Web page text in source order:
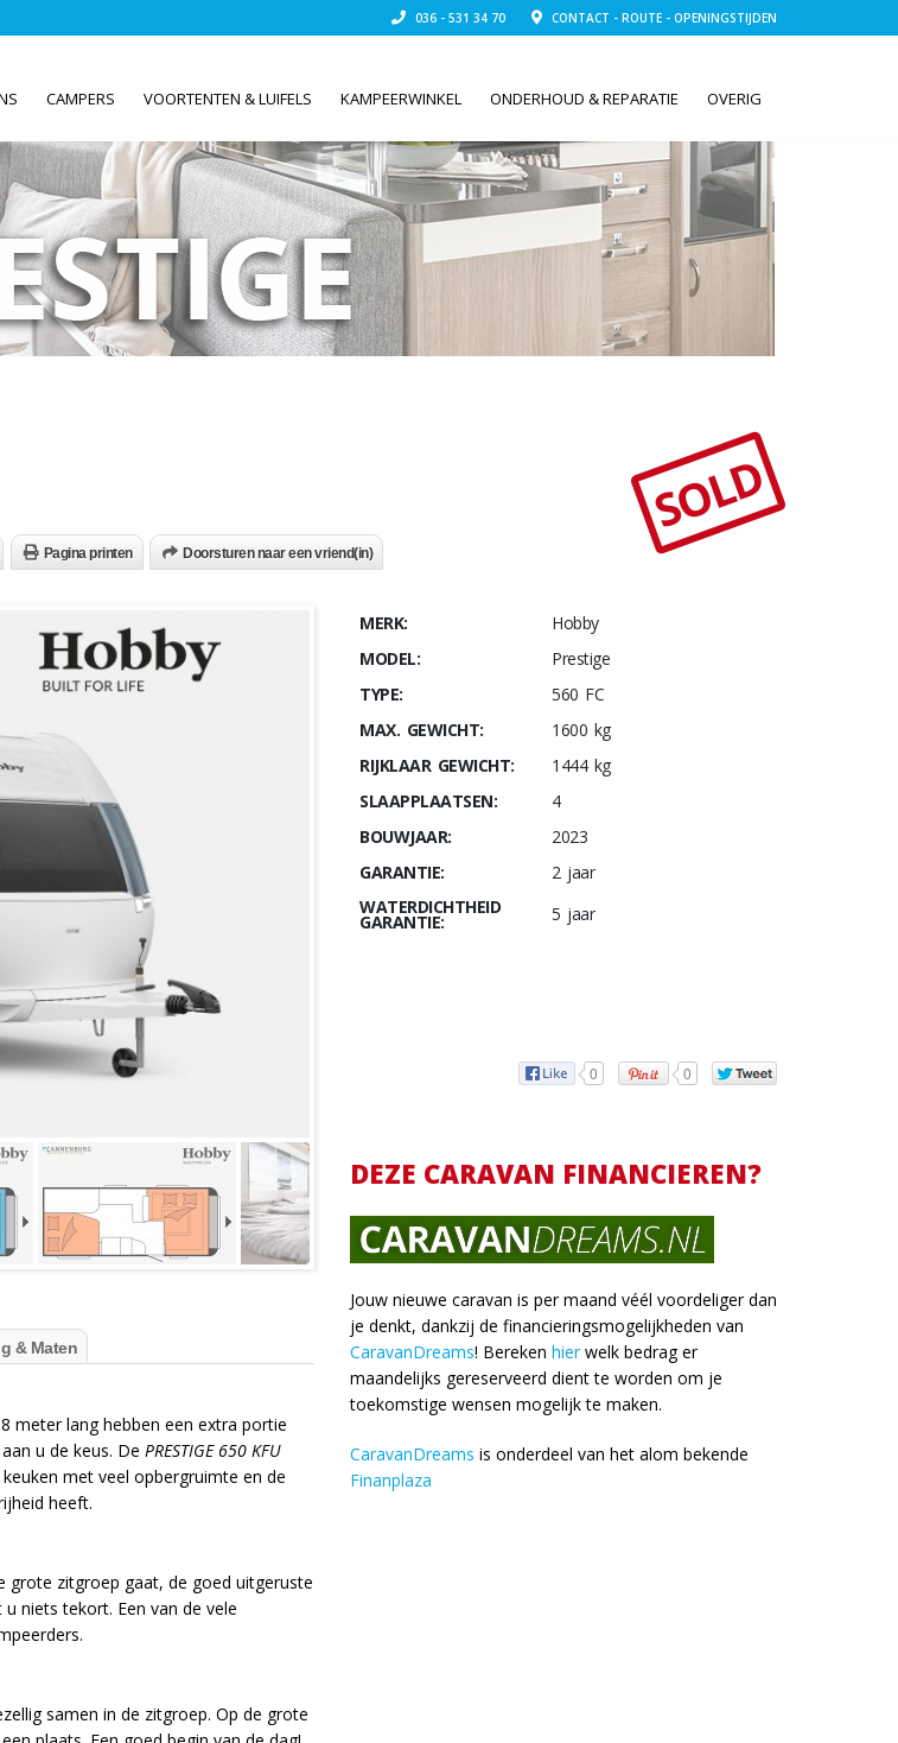
036 - 531 34 70 CONTACT - ROUTE - OPENINGSTIJDEN
CAMPERS VOORTENTEN & LUIFELS KAMPEERWINKEL ONDERHOUD & REPARATIE OVERIG
SOLD
Pagina printen Doorsturen naar een vriend(in)
& Maten
meter lang hebben een extra portie
u de keus. De PRESTIGE 650 KFU
met veel opbergruimte en de
heeft.
grote zitgroep gaat, de goed uitgeruste
niets tekort. Een van de vele
samen in de zitgroep. Op de grote
MERK:
Hobby
MODEL:
Prestige
TYPE:
560 FC
MAX. GEWICHT:
1600 kg
RIJKLAAR GEWICHT:
1444 kg
SLAAPPLAATSEN:
4
BOUWJAAR:
2023
GARANTIE:
2 jaar
WATERDICHTHEID
GARANTIE: 5 jaar
0 0
DEZE CARAVAN FINANCIEREN?
Jouw nieuwe caravan is per maand véél voordeliger dan
je denkt, dankzij de financieringsmogelijkheden van
CaravanDreams! Bereken hierwelk bedrag er
maandelijks gereserveerd dient te worden om je
toekomstige wensen mogelijk te maken.
CaravanDreams is onderdeel van het alom bekende
Finanplaza